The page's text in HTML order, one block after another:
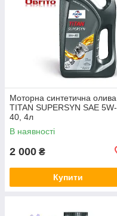
Моторна синтетична олива
TITAN SUPERSYN SAE 5W-
40, 4л
В наявності
2 000 ₴
Купити